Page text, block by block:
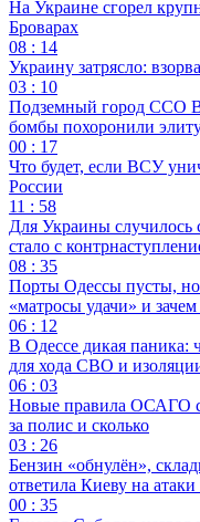
На Украине сгорел
Броварах
08 : 14
Украину затрясло:
03 : 10
Подземный город ССО
бомбы похоронили
00 : 17
Что будет, если ВСУ
России
11 : 58
Для Украины случилось
стало с
08 : 35
Порты Одессы пусты, но
«матросы удачи» и
06 : 12
В Одессе дикая паника:
для хода СВО и
06 : 03
Новые правила ОСАГО с
за полис и сколько
03 : 26
Бензин «обнулён»,
ответила Киеву на
00 : 35